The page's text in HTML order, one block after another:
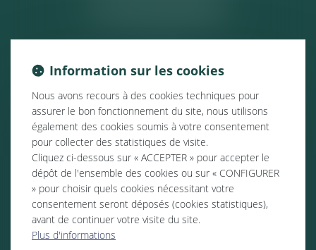
Information sur les cookies
Nous avons recours à des cookies techniques pour
assurer le bon fonctionnement du site, nous utilisons
également des cookies soumis à votre consentement
pour collecter des statistiques de visite.
Cliquez ci-dessous sur « ACCEPTER » pour accepter le
dépôt de l'ensemble des cookies ou sur « CONFIGURER
» pour choisir quels cookies nécessitant votre
consentement seront déposés (cookies statistiques),
avant de continuer votre visite du site.
Plus d'informations